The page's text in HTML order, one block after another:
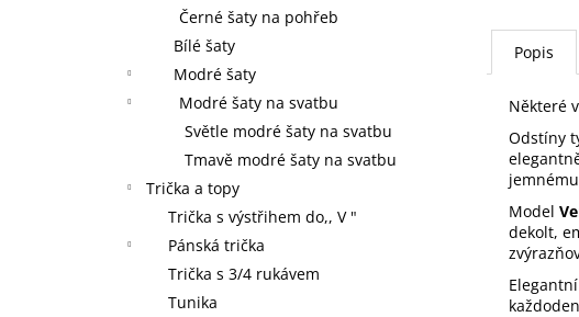
Černé šaty na pohřeb
Bílé šaty
Modré šaty
Modré šaty na svatbu
Světle modré šaty na svatbu
Tmavě modré šaty na svatbu
Trička a topy
Trička s výstřihem do,, V "
Pánská trička
Trička s 3/4 rukávem
Tunika
Popis
Některé
Odstíny
Model
dekolt,